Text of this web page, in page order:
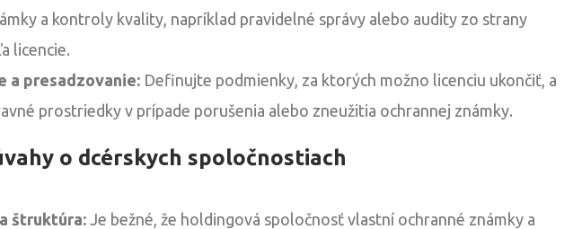
a kontroly kvality, napríklad pravidelné správy alebo audity zo strany
licencie.
a presadzovanie: Definujte podmienky, za ktorých možno licenciu ukončiť, a
prostriedky v prípade porušenia alebo zneužitia ochrannej známky.
o dcérskych spoločnostiach
štruktúra: Je bežné, že holdingová spoločnosť vlastní ochranné známky a